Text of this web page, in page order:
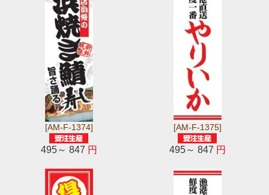
[AM-F-1374]
495～ 847 円
[AM-F-1375]
495～ 847 円